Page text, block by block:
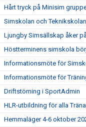
Hårt tryck på Minisim
Simskolan och
Ljungby Simsällskap åker
Höstterminens simskola
Informationsmöte för
Informationsmöte för
Driftstörning i SportAdmin
HLR-utbildning för alla
Hemmaläger 4-6 oktober